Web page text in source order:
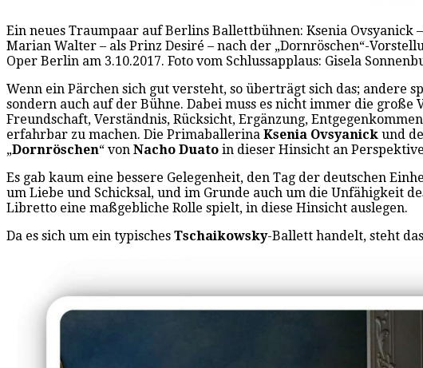
Ein neues Traumpaar auf Berlins Ballettbühnen: Ksenia Ovsyanick
Marian Walter – als Prinz Desiré – nach der „Dornröschen“-
Oper Berlin am 3.10.2017. Foto vom Schlussapplaus: Gisela
Wenn ein Pärchen sich gut versteht, so überträgt sich das; andere
sondern auch auf der Bühne. Dabei muss es nicht immer die
Freundschaft, Verständnis, Rücksicht, Ergänzung,
erfahrbar zu machen. Die Primaballerina Ksenia Ovsyanick und
„Dornröschen“ von Nacho Duato in dieser Hinsicht an
Es gab kaum eine bessere Gelegenheit, den Tag der deutschen
um Liebe und Schicksal, und im Grunde auch um die Unfähigkeit
Libretto eine maßgebliche Rolle spielt, in diese Hinsicht auslegen.
Da es sich um ein typisches Tschaikowsky-Ballett handelt, steht